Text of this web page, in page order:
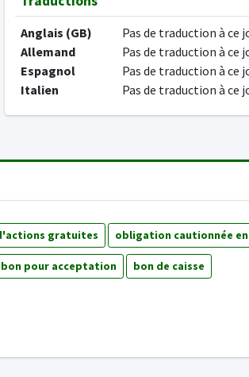
Anglais (GB)
Pas de traduction à ce
Allemand
Pas de traduction à ce
Espagnol
Pas de traduction à ce
Italien
Pas de traduction à ce
gratuites obligation cautionnée
bon pour acceptation bon de caisse